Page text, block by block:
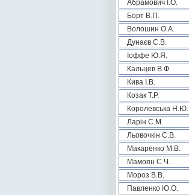
Абрамович І.О.
Борт В.П.
Волошин О.А.
Дунаєв С.В.
Іоффе Ю.Я.
Кальцев В.Ф.
Кива І.В.
Козак Т.Р.
Королевська Н.Ю.
Ларін С.М.
Льовочкін С.В.
Макаренко М.В.
Мамоян С.Ч.
Мороз В.В.
Павленко Ю.О.